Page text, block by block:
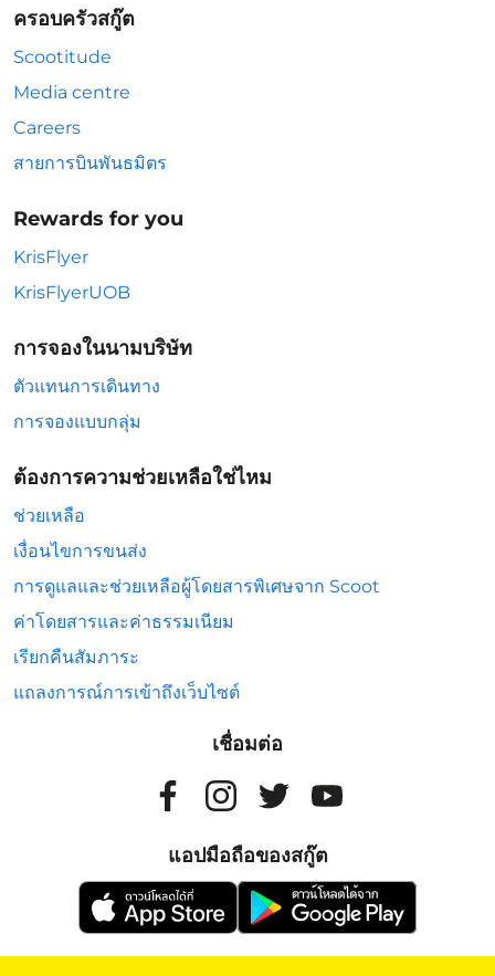
ครอบครัวสกู๊ต
Scootitude
Media centre
Careers
สายการบินพันธมิตร
Rewards for you
KrisFlyer
KrisFlyerUOB
การจองในนามบริษัท
ตัวแทนการเดินทาง
การจองแบบกลุ่ม
ต้องการความช่วยเหลือใช่ไหม
ช่วยเหลือ
เงื่อนไขการขนส่ง
การดูแลและช่วยเหลือผู้โดยสารพิเศษจาก Scoot
ค่าโดยสารและค่าธรรมเนียม
เรียกคืนสัมภาระ
แถลงการณ์การเข้าถึงเว็บไซต์
เชื่อมต่อ
แอปมือถือของสกู๊ต